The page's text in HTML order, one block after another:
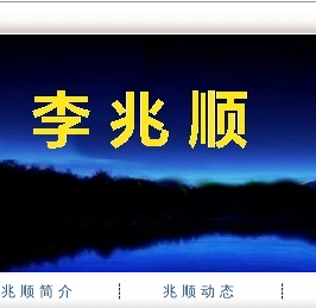
兆顺简介 ┊ 兆顺动态 ┊